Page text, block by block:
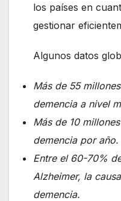
los países en
gestionar
Algunos datos
Más de 55
demencia a nivel
Más de 10
demencia por año.
Entre el 60-70%
Alzheimer, la
demencia.